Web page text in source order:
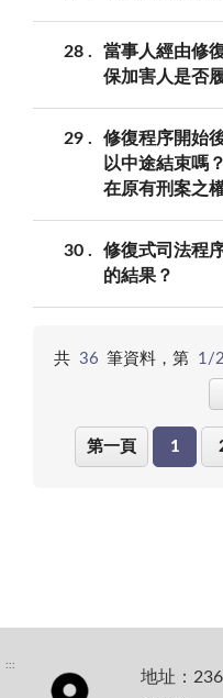
28
當事人經由修
保加害人是否
29
修復程序開始
以中途結束嗎
在原有刑案之
30
修復式司法程
的結果？
共 36 筆資料，第 1/2
第一頁 1
:::
地址：